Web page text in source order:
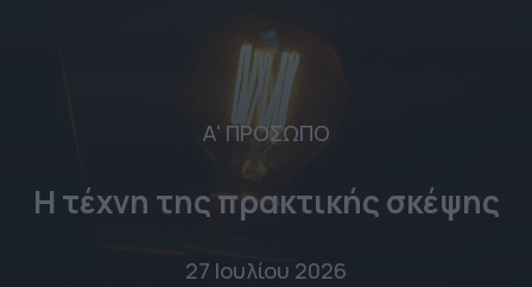
Α' ΠΡΟΣΩΠΟ
Η τέχνη της πρακτικής σκέψης
27 Ιουλίου 2026